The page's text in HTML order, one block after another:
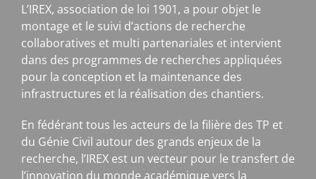
L’IREX, association de loi 1901, a pour objet le
montage et le suivi d’actions de recherche
collaboratives et multi partenariales et intervient
dans des programmes de recherches appliquées
pour la conception et la maintenance des
infrastructures et la réalisation des chantiers.
En fédérant tous les acteurs de la filière des TP et
du Génie Civil autour des grands enjeux de la
recherche, l’IREX est un vecteur pour le transfert de
l’innovation du monde académique vers la